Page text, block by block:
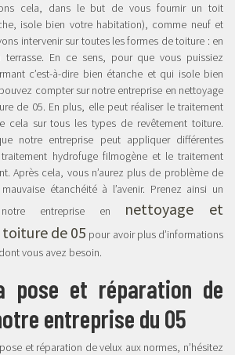
cela, dans le but de vous fournir un toit
isole bien votre habitation), comme neuf et
intervenir sur toutes les formes de toiture : en
En ce sens, pour que vous puissiez
c’est-à-dire bien étanche et qui isole bien
compter sur notre entreprise en nettoyage
de 05. En plus, elle peut réaliser le traitement
cela sur tous les types de revêtement toiture.
notre entreprise peut appliquer différentes
hydrofuge filmogène et le traitement
Après cela, vous n’aurez plus de problème de
étanchéité à l’avenir. Prenez ainsi un
notre entreprise en nettoyage et
de 05 pour avoir plus d’informations
vous avez besoin.
pose et réparation de
entreprise du 05
et réparation de velux aux normes, n’hésitez